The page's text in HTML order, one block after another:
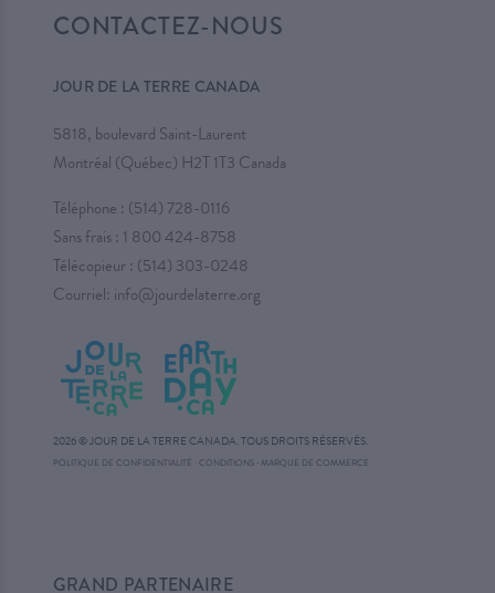
CONTACTEZ-NOUS
JOUR DE LA TERRE CANADA
5818, boulevard Saint-Laurent
Montréal (Québec) H2T 1T3 Canada
Téléphone : (514) 728-0116
Sans frais : 1 800 424-8758
Télécopieur : (514) 303-0248
Courriel: info@jourdelaterre.org
2026 © JOUR DE LA TERRE CANADA. TOUS DROITS RÉSERVÉS.
POLITIQUE DE CONFIDENTIALITÉ CONDITIONS·MARQUE DE COMMERCE
GRAND PARTENAIRE